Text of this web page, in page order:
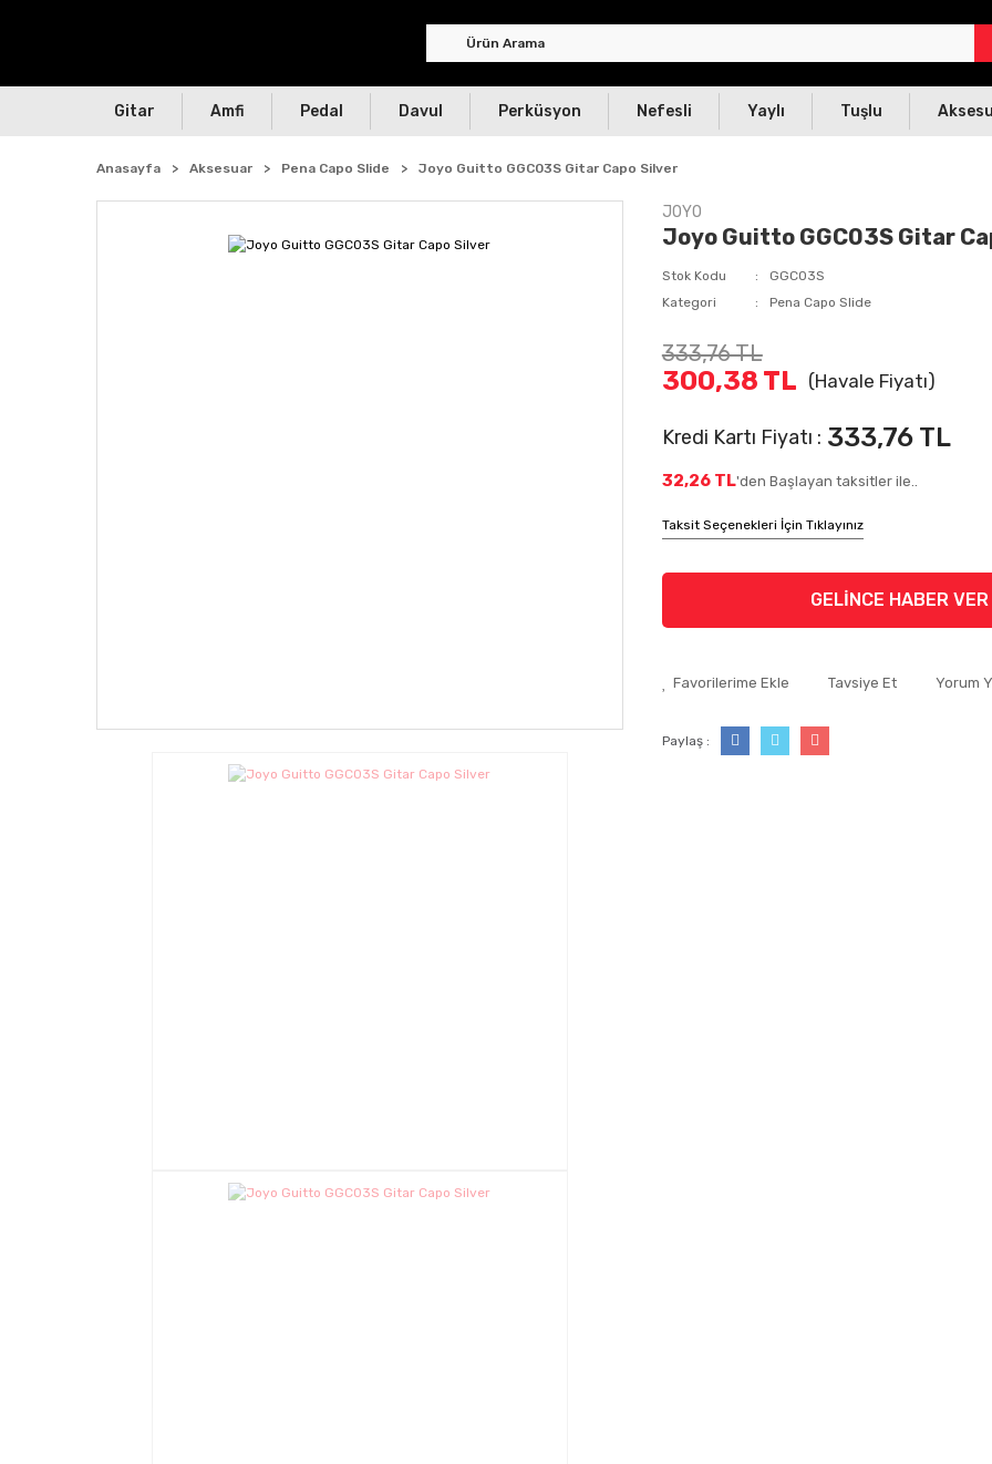
Gitar Amfi Pedal Davul Perküsyon Nefesli Yaylı Tuşlu
Anasayfa Aksesuar Pena Capo Slide Joyo Guitto GGC03S Gitar Capo Silver
JOYO
Joyo Guitto GGC03S Gitar
Stok Kodu
GGC03S
Kategori
Pena Capo Slide
333,76 TL
300,38 TL (Havale Fiyatı)
Kredi Kartı Fiyatı : 333,76 TL
32,26 TL'den Başlayan taksitler ile..
Taksit Seçenekleri İçin Tıklayınız
GELİNCE HABER VER
Tavsiye Et Yorum
Paylaş :